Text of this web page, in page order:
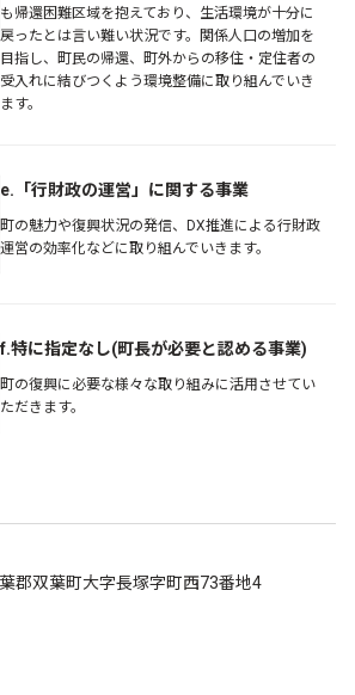
も帰還困難区域を抱えており、生活環境が十分に
戻ったとは言い難い状況です。関係人口の増加を
目指し、町民の帰還、町外からの移住・定住者の
受入れに結びつくよう環境整備に取り組んでいき
ます。
e.「行財政の運営」に関する事業
町の魅力や復興状況の発信、DX推進による行財政
運営の効率化などに取り組んでいきます。
f.特に指定なし(町長が必要と認める事業)
町の復興に必要な様々な取り組みに活用させてい
ただきます。
郡双葉町大字長塚字町西73番地4